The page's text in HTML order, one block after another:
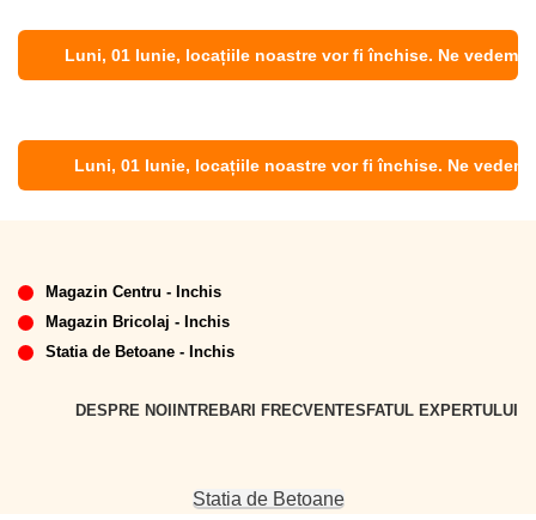
Luni, 01 Iunie, locațiile noastre vor fi închise. Ne vedem de
Luni, 01 Iunie, locațiile noastre vor fi închise. Ne vedem de
Magazin Centru - Inchis
Magazin Bricolaj - Inchis
Statia de Betoane - Inchis
DESPRE NOI INTREBARI FRECVENTESFATUL EXPERTULUI
Statia de Betoane